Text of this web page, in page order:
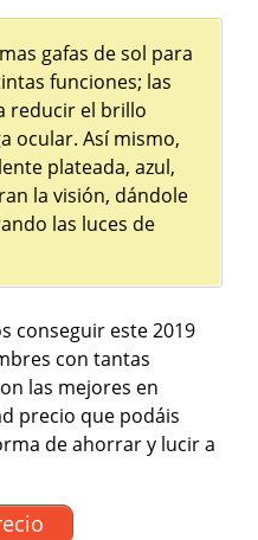
gafas de sol para
funciones; las
reducir el brillo
ocular. Así mismo,
plateada, azul,
la visión, dándole
las luces de
conseguir este 2019
con tantas
las mejores en
precio que podáis
de ahorrar y lucir a